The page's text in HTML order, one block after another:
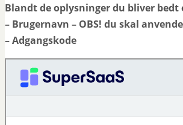
Blandt de oplysninger du bliver
– Brugernavn – OBS! du skal
– Adgangskode